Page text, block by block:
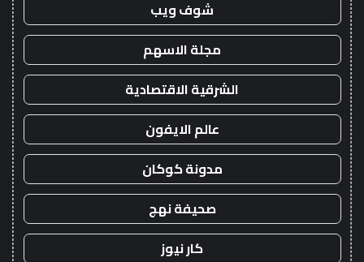
شوف ويب
مجلة الاسهم
الشرقية الاقتصادية
عالم الايفون
مدونة كوكان
صحيفة نهج
كار نيوز